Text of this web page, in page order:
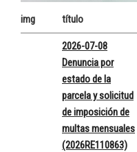
img título
2026-07-08
Denuncia por
estado de la
parcela y solicitud
de imposición de
multas mensuales
(2026RE110863)